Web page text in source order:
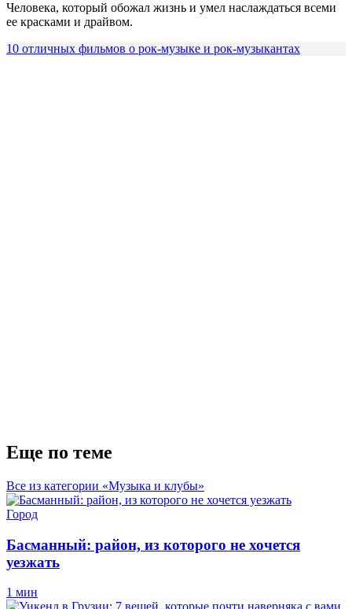
Человека, который обожал жизнь и умел наслаждаться всеми
ее красками и драйвом.
10 отличных фильмов о рок-музыке и рок-музыкантах
Еще по теме
Все из категории «Музыка и клубы»
Город
Басманный: район, из которого не хочется
уезжать
1 мин